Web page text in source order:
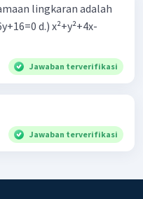
lingkaran adalah
d.) x²+y²+4x-
Jawaban terverifikasi
Jawaban terverifikasi